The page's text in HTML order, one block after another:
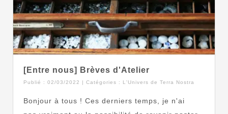
[Entre nous] Brèves d'Atelier
Publié : 02/03/2022 | Catégories : L'Univers de Terra Nostra
Bonjour à tous ! Ces derniers temps, je n'ai